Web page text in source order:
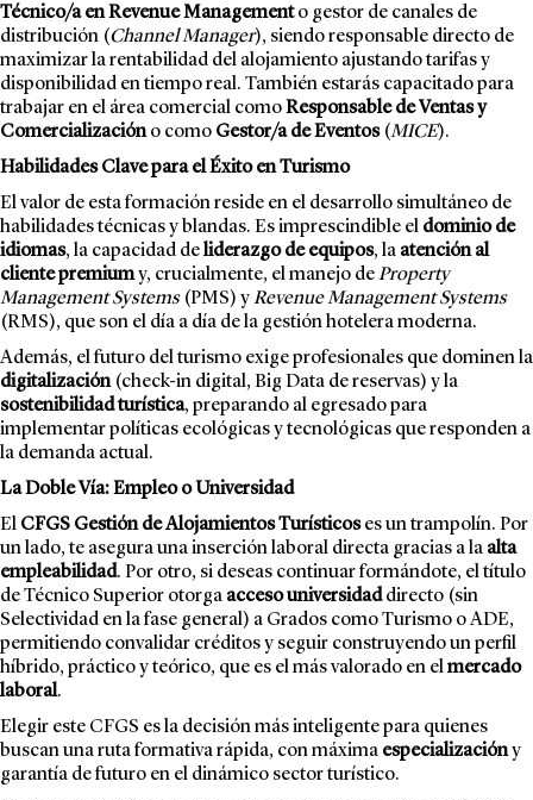
Técnico/a en Revenue Managemento gestor de canales de
distribución (Channel Manager), siendo responsable directo de
maximizar la rentabilidad del alojamiento ajustando tarifas y
disponibilidad en tiempo real. También estarás capacitado para
trabajar en el área comercial comoResponsable de Ventas y
Comercializacióno como Gestor/a de Eventos(MICE).
Habilidades Clave para el Éxito en Turismo
El valor de esta formación reside en el desarrollo simultáneo de
habilidades técnicas y blandas. Es imprescindible el dominio de
idiomas, la capacidad deliderazgo de equipos, la atención al
cliente premiumy, crucialmente, el manejo deProperty
Management Systems(PMS) yRevenue Management Systems
(RMS), que son el día a día de la gestión hotelera moderna.
Además, el futuro del turismo exige profesionales que dominen la
digitalización(check-in digital, Big Data de reservas) y la
sostenibilidad turística, preparando al egresado para
implementar políticas ecológicas y tecnológicas que responden a
la demanda actual.
La Doble Vía: Empleo o Universidad
El CFGS Gestión de Alojamientos Turísticoses un trampolín. Por
un lado, te asegura una inserción laboral directa gracias a la alta
empleabilidad. Por otro, si deseas continuar formándote, el título
deTécnico Superior otorga acceso universidaddirecto (sin
Selectividad en la fase general) a Grados como Turismo o ADE,
permitiendo convalidar créditos y seguir construyendo un perfil
híbrido, práctico y teórico, que es el más valorado en elmercado
laboral.
Elegir este CFGS es la decisión más inteligente para quienes
buscan una ruta formativa rápida, con máxima especializacióny
garantía de futuro en el dinámico sector turístico.